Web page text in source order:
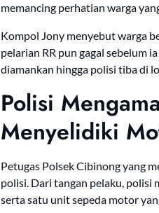
memancing perhatian warga
Kompol Jony menyebut warga
pelarian RR pun gagal sebelum
diamankan hingga polisi tiba di
Polisi
Menyelidiki
Petugas Polsek Cibinong yang
polisi. Dari tangan pelaku, polisi
serta satu unit sepeda motor